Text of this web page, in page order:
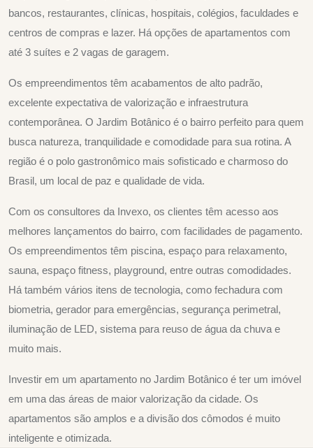
bancos, restaurantes, clínicas, hospitais, colégios, faculdades e
centros de compras e lazer. Há opções de apartamentos com
até 3 suítes e 2 vagas de garagem.
Os empreendimentos têm acabamentos de alto padrão,
excelente expectativa de valorização e infraestrutura
contemporânea. O Jardim Botânico é o bairro perfeito para quem
busca natureza, tranquilidade e comodidade para sua rotina. A
região é o polo gastronômico mais sofisticado e charmoso do
Brasil, um local de paz e qualidade de vida.
Com os consultores da Invexo, os clientes têm acesso aos
melhores lançamentos do bairro, com facilidades de pagamento.
Os empreendimentos têm piscina, espaço para relaxamento,
sauna, espaço fitness, playground, entre outras comodidades.
Há também vários itens de tecnologia, como fechadura com
biometria, gerador para emergências, segurança perimetral,
iluminação de LED, sistema para reuso de água da chuva e
muito mais.
Investir em um apartamento no Jardim Botânico é ter um imóvel
em uma das áreas de maior valorização da cidade. Os
apartamentos são amplos e a divisão dos cômodos é muito
inteligente e otimizada.